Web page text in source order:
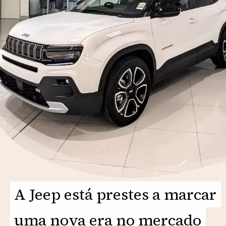
A Jeep está prestes a marcar
uma nova era no mercado
A Jeep está prestes a marcar
uma nova era no mercado